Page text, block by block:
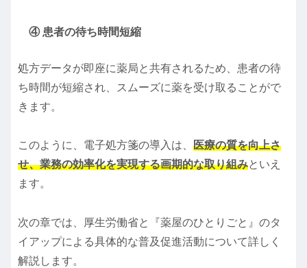
④ 患者の待ち時間短縮
処方データが即座に薬局と共有されるため、患者の待
ち時間が短縮され、スムーズに薬を受け取ることがで
きます。
このように、電子処方箋の導入は、 医療の質を向上さ
せ、業務の効率化を実現する画期的な取り組みといえ
ます。
次の章では、厚生労働省と『薬屋のひとりごと』のタ
イアップによる具体的な普及促進活動について詳しく
解説します。